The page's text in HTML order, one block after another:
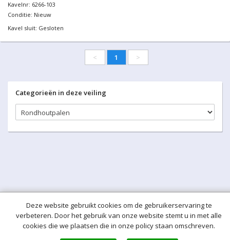
Kavelnr: 6266-103
Conditie: Nieuw
Kavel sluit: Gesloten
< 1 >
Categorieën in deze veiling
Deze website gebruikt cookies om de gebruikerservaring te
verbeteren. Door het gebruik van onze website stemt u in met alle
cookies die we plaatsen die in onze policy staan omschreven.